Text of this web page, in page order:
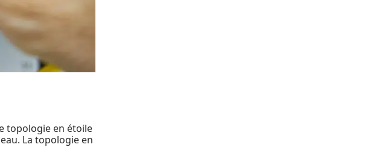
topologie en étoile
La topologie en